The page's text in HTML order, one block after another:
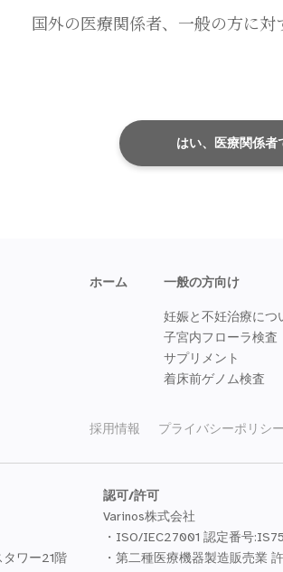
国外の医療関係者、一般の方に対
はい、医療関係者
ホーム 一般の方向け
妊娠と不妊治療につ
子宮内フローラ検査
サプリメント
着床前ゲノム検査
採用情報 プライバシーポリシー
ワー21階
認可/許可
Varinos株式会社
・ISO/IEC27001 認定番号
・第二種医療機器製造販売業